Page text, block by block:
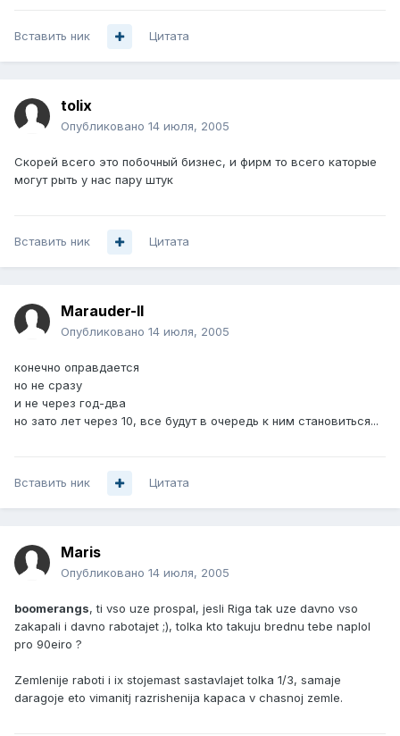
Вставить ник Цитата
tolix
Опубликовано 14 июля, 2005
Скорей всего это побочный бизнес, и фирм то всего каторые
могут рыть у нас пару штук
Вставить ник Цитата
Marauder-II
Опубликовано 14 июля, 2005
конечно оправдается
но не сразу
и не через год-два
но зато лет через 10, все будут в очередь к ним становиться...
Вставить ник Цитата
Maris
Опубликовано 14 июля, 2005
boomerangs, ti vso uze prospal, jesli Riga tak uze davno vso
zakapali i davno rabotajet ;), tolka kto takuju brednu tebe naplol
pro 90eiro ?
Zemlenije raboti i ix stojemast sastavlajet tolka 1/3, samaje
daragoje eto vimanitj razrishenija kapaca v chasnoj zemle.